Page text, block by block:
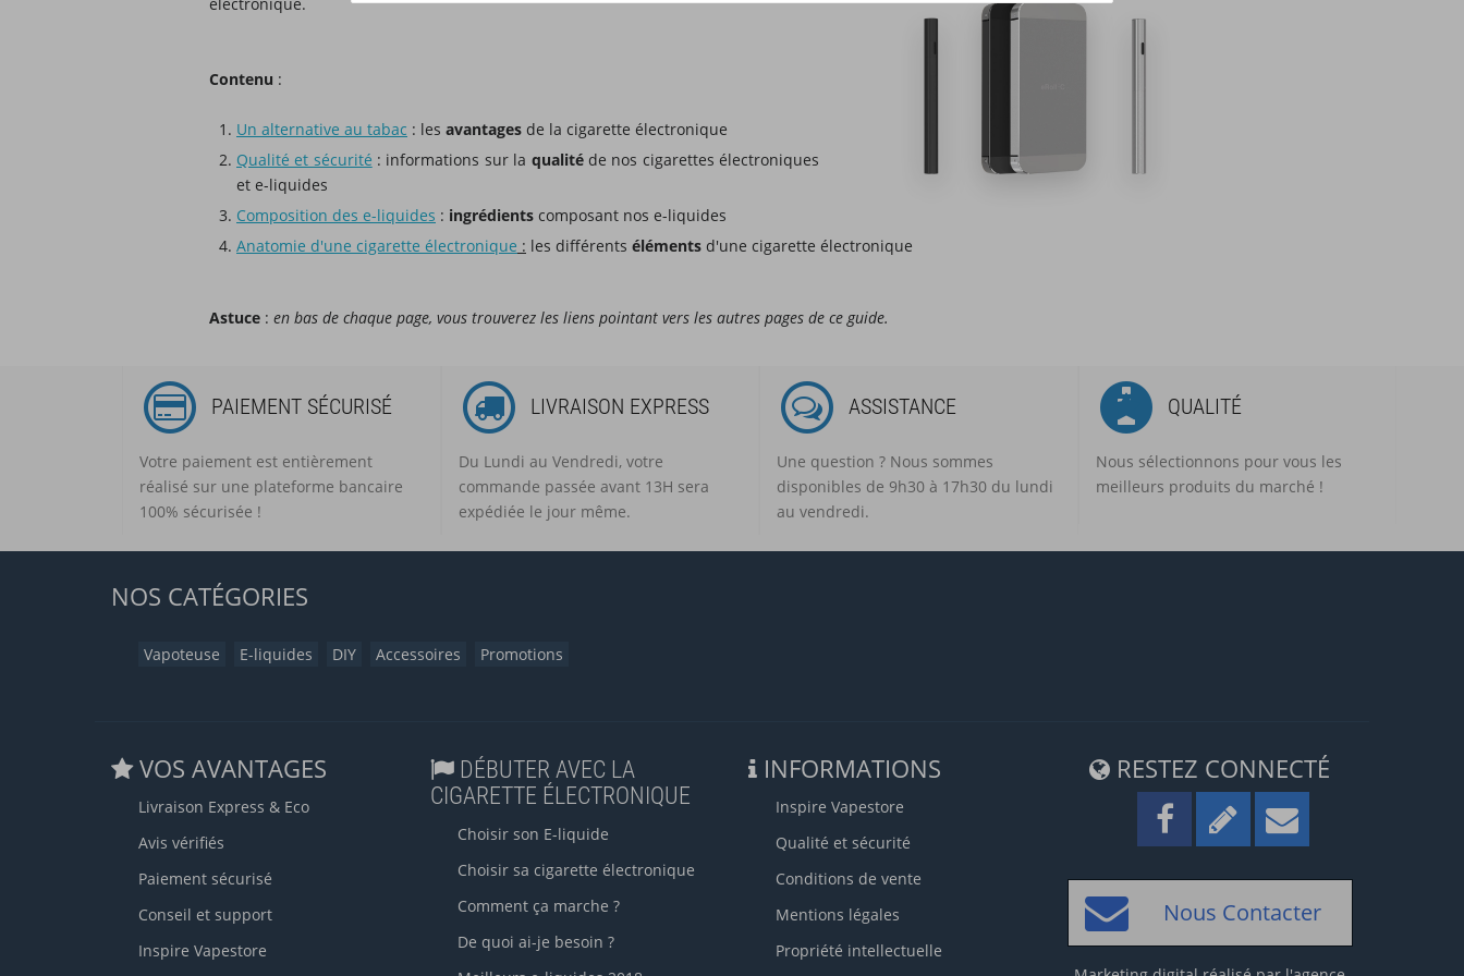
Contenu :
Un alternative au tabac : les avantages de la cigarette électronique
Qualité et sécurité : informations sur la qualitéde nos cigarettes électroniques
et e-liquides
Composition des e-liquides : ingrédients composant nos e-liquides
Anatomie d'une cigarette électronique : les différents éléments d'une cigarette électronique
Astuce : en bas de chaque page, vous trouverez les liens pointant vers les autres pages de ce guide.
PAIEMENT SÉCURISÉ
Votre paiement est entièrement
réalisé sur une plateforme bancaire
100% sécurisée !
LIVRAISON EXPRESS
Du Lundi au Vendredi, votre
commande passée avant 13H sera
expédiée le jour même.
ASSISTANCE
Une question ? Nous sommes
disponibles de 9h30 à 17h30 du lundi
au vendredi.
QUALITÉ
Nous sélectionnons pour vous les
meilleurs produits du marché !
NOS CATÉGORIES
Vapoteuse E-liquides DIY Accessoires Promotions
VOS AVANTAGES
Livraison Express & Eco
Avis vérifiés
Paiement sécurisé
Conseil et support
Inspire Vapestore
DÉBUTER AVEC LA
CIGARETTE ÉLECTRONIQUE
Choisir son E-liquide
Choisir sa cigarette électronique
Comment ça marche ?
De quoi ai-je besoin ?
INFORMATIONS
Inspire Vapestore
Qualité et sécurité
Conditions de vente
Mentions légales
Propriété intellectuelle
RESTEZ CONNECTÉ
Nous Contacter